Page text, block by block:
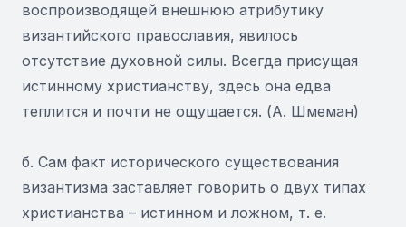
воспроизводящей внешнюю атрибутику
византийского православия, явилось
отсутствие духовной силы. Всегда присущая
истинному христианству, здесь она едва
теплится и почти не ощущается. (А. Шмеман)
б. Сам факт исторического существования
византизма заставляет говорить о двух типах
христианства – истинном и ложном, т. е.